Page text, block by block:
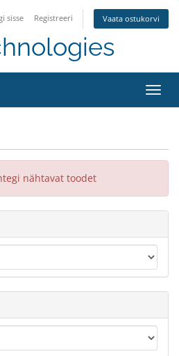
sisse Registreeri Vaata ostukorvi
nähtavat toodet